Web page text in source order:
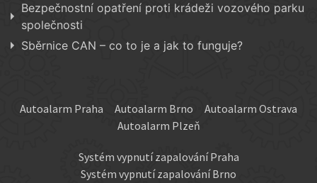
Bezpečnostní opatření proti krádeži vozového parku
společnosti
Sběrnice CAN – co to je a jak to funguje?
Autoalarm Praha Autoalarm Brno
Autoalarm Ostrava
Autoalarm Plzeň
Systém vypnutí zapalování Praha
Systém vypnutí zapalování Brno